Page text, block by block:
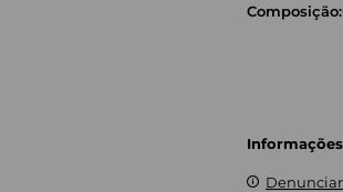
Composição: